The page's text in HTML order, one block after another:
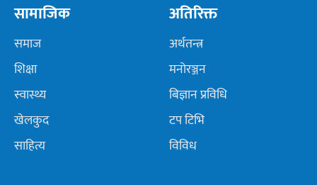
सामाजिक
समाज
शिक्षा
स्वास्थ्य
खेलकुद
साहित्य
अतिरिक्त
अर्थतन्त्र
मनोरञ्जन
बिज्ञान प्रविधि
टप टिभि
विविध